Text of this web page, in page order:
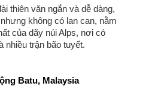
thiên văn ngắn và dễ dàng,
không có lan can, nằm
của dãy núi Alps, nơi có
nhiều trận bão tuyết.
Batu, Malaysia